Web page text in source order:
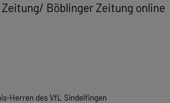
Böblinger Zeitung online
Herren des VfL Sindelfingen